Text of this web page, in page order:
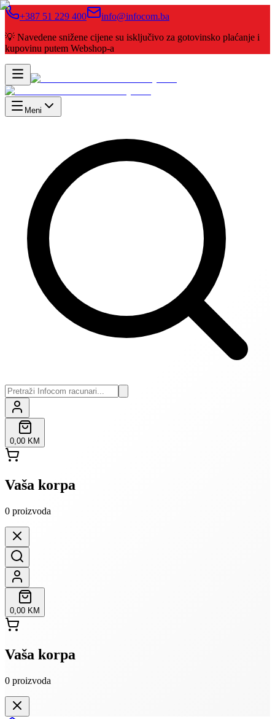
+387 51 229 400
info@infocom.ba
💡 Navedene snižene cijene su isključivo za gotovinsko plaćanje i
kupovinu putem Webshop-a
Meni
0,00 KM
Vaša korpa
0 proizvoda
0,00 KM
Vaša korpa
0 proizvoda